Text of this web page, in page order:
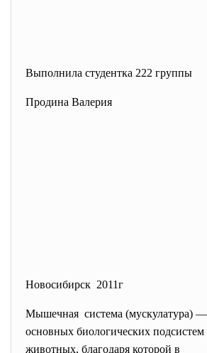
Выполнила студентка 222 группы
Продина Валерия
Новосибирск 2011г
Мышечная система (мускулатура) —
основных биологических подсистем
животных, благодаря которой в